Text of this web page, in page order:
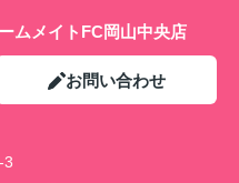
ムメイトFC岡山中央店
お問い合わせ
3